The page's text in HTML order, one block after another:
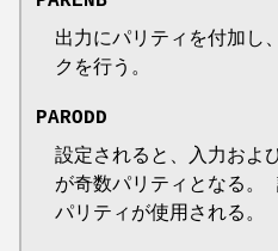
出力にパリティを付加し
クを行う。
PARODD
設定されると、入力およ
が奇数パリティとなる。
パリティが使用される。